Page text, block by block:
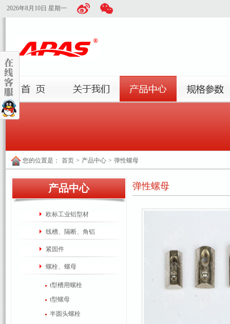
2026年8月10日 星期一
您的位置是： 首页 > 产品中心 > 弹性螺母
产品中心
欧标工业铝型材
线槽、隔断、角铝
紧固件
螺栓、螺母
t型槽用螺栓
t型螺母
半圆头螺栓
弹性螺母